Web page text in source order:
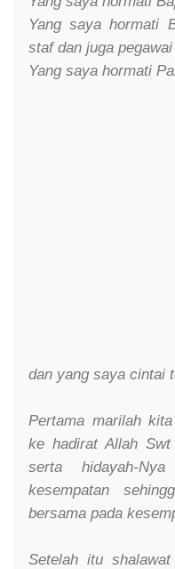
Yang saya hormati
staf dan juga pegawai
Yang saya hormati
dan yang saya cintai
Pertama marilah
ke hadirat Allah
serta hidayah-
kesempatan
bersama pada
Setelah itu